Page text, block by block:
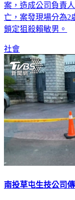
案，造成公司負責
亡，案發現場分為2
鎖定狙殺賴敏男。
社會
南投草屯生技公司